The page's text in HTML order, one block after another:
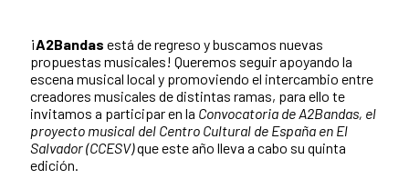
¡A2Bandas está de regreso y buscamos nuevas
propuestas musicales! Queremos seguir apoyando la
escena musical local y promoviendo el intercambio entre
creadores musicales de distintas ramas, para ello te
invitamos a participar en la Convocatoria de A2Bandas, el
proyecto musical del Centro Cultural de España en El
Salvador (CCESV)que este año lleva a cabo su quinta
edición.